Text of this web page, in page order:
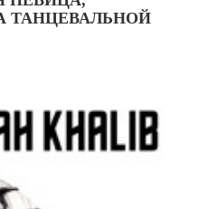
ТАНЦЕВАЛЬНОЙ